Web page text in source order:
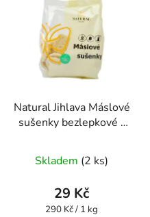
Natural Jihlava Máslové
sušenky bezlepkové -
hodnocení
produktu
je
Skladem (2 ks)
29 Kč
Měrná
290 Kč / 1 kg